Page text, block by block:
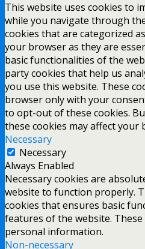
This website uses cookies to
while you navigate through
cookies that are categorized
your browser as they are
basic functionalities of the
party cookies that help us
you use this website. These
browser only with your
to opt-out of these cookies.
these cookies may affect your
Necessary
Necessary
Always Enabled
Necessary cookies are
website to function properly.
cookies that ensures basic
features of the website.
personal information.
Non-necessary